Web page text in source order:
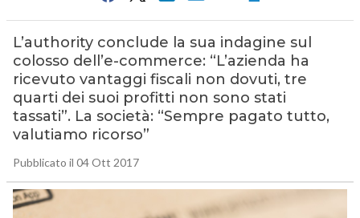
L’authority conclude la sua indagine sul
colosso dell’e-commerce: “L’azienda ha
ricevuto vantaggi fiscali non dovuti, tre
quarti dei suoi profitti non sono stati
tassati”. La società: “Sempre pagato tutto,
valutiamo ricorso”
Pubblicato il 04 Ott 2017